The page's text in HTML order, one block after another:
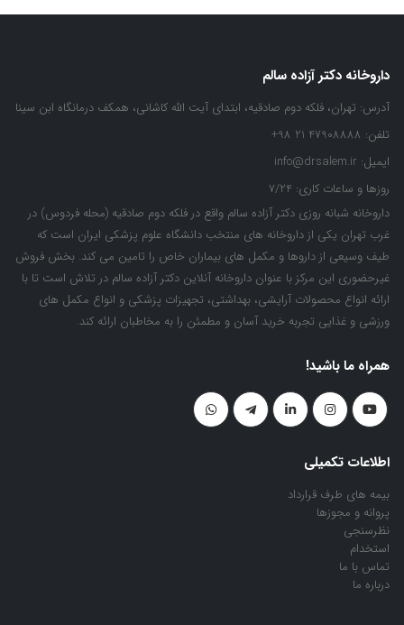
داروخانه دکتر آزاده سالم
آدرس: تهران، فلکه دوم صادقیه، ابتدای آیت الله کاشانی، همکف درمانگاه ابن سینا
تلفن: 47908888 21 98+
ایمیل: info@drsalem.ir
روزها و ساعات کاری: 7/24
داروخانه شبانه روزی دکتر آزاده سالم واقع در فلکه دوم صادقیه (محله فردوس) در
غرب تهران یکی از داروخانه های منتخب دانشگاه علوم پزشکی ایران است که
طیف وسیعی از داروها و مکمل های بیماران خاص را تامین می کند. بخش فروش
غیرحضوری این مرکز با عنوان داروخانه آنلاین دکتر آزاده سالم در تلاش است تا با
ارائه انواع محصولات آرایشی، بهداشتی، تجهیزات پزشکی و انواع مکمل های
ورزشی و غذایی تجربه خرید آسان و مطمئن را به مخاطبان ارائه کند.
همراه ما باشید!
اطلاعات تکمیلی
بیمه های طرف قرارداد
پروانه و مجوزها
نظرسنجی
استخدام
تماس با ما
درباره ما